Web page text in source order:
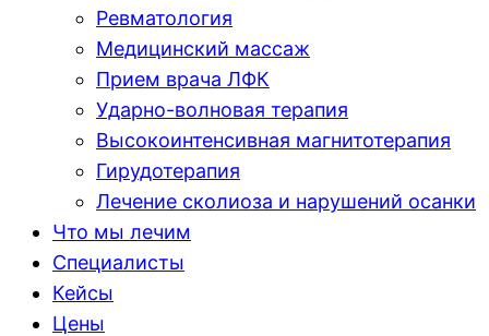
Ревматология
Медицинский массаж
Прием врача ЛФК
Ударно-волновая терапия
Высокоинтенсивная магнитотерапия
Гирудотерапия
Лечение сколиоза и нарушений осанки
Что мы лечим
Специалисты
Кейсы
Цены